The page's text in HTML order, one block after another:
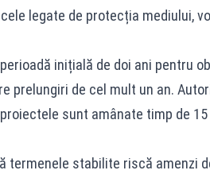
legate de protecția mediului,
inițială de doi ani pentru
prelungiri de cel mult un an.
sunt amânate timp de
termenele stabilite riscă amenzi